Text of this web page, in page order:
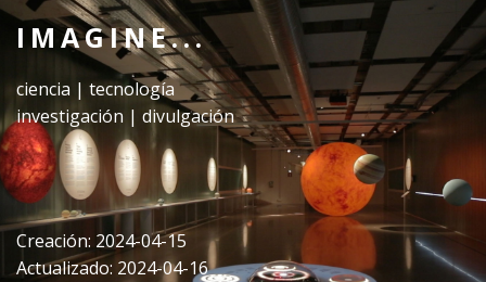
IMAGINE...
ciencia | tecnología
investigación | divulgación
Creación: 2024-04-15
Actualizado: 2024-04-16